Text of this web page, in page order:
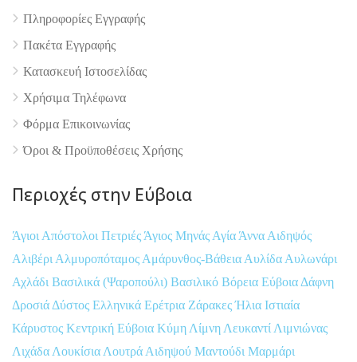
Πληροφορίες Εγγραφής
Πακέτα Εγγραφής
Κατασκευή Ιστοσελίδας
Χρήσιμα Τηλέφωνα
Φόρμα Επικοινωνίας
Όροι & Προϋποθέσεις Xρήσης
Περιοχές στην Εύβοια
Άγιοι Απόστολοι Πετριές Άγιος Μηνάς Αγία Άννα Αιδηψός
Αλιβέρι Αλμυροπόταμος Αμάρυνθος-Βάθεια Αυλίδα Αυλωνάρι
Αχλάδι Βασιλικά (Ψαροπούλι) Βασιλικό Βόρεια Εύβοια Δάφνη
Δροσιά Δύστος Ελληνικά Ερέτρια ΖάρακεςΉλια Ιστιαία
Κάρυστος Κεντρική Εύβοια Κύμη Λίμνη Λευκαντί Λιμνιώνας
Λιχάδα Λουκίσια Λουτρά Αιδηψού Μαντούδι Μαρμάρι